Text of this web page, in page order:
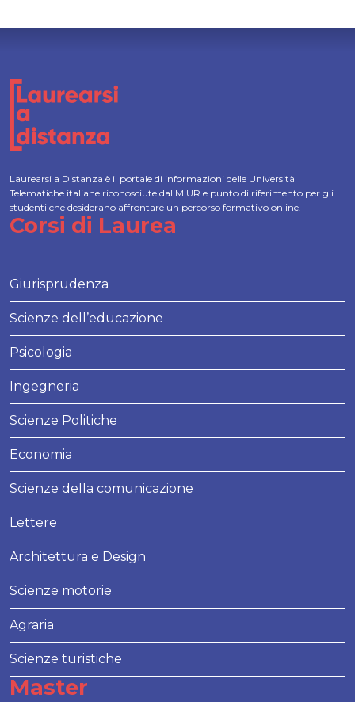
Laurearsi a Distanza è il portale di informazioni delle Università
Telematiche italiane riconosciute dal MIUR e punto di riferimento per gli
studenti che desiderano affrontare un percorso formativo online.
Corsi di Laurea
Giurisprudenza
Scienze dell’educazione
Psicologia
Ingegneria
Scienze Politiche
Economia
Scienze della comunicazione
Lettere
Architettura e Design
Scienze motorie
Agraria
Scienze turistiche
Master